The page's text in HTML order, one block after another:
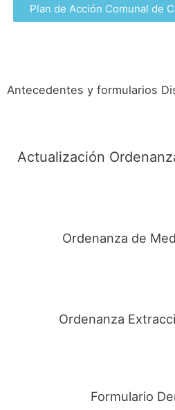
Plan de Acción Comunal de
Antecedentes y formularios
Actualización
Ordenanza de
Ordenanza
Formulario